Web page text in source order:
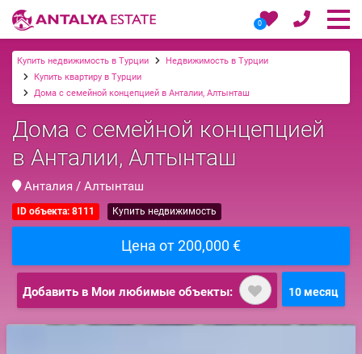
0
Купить недвижимость в Турции
Недвижимость в Турции
Купить квартиру в Турции
Дома с семейной концепцией в Анталии, Алтынташ
Дома с семейной концепцией
в Анталии, Алтынташ
Анталия / Алтынташ
ID объекта: 8111 Купить недвижимость
Цена от 200,000 €
Добавить в Мои любимые объекты: 10 месяц